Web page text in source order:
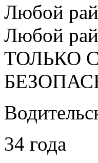
Любой
Любой
ТОЛЬКО
34 года